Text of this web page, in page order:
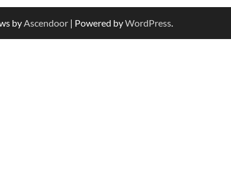
byAscendoor | Powered byWordPress.